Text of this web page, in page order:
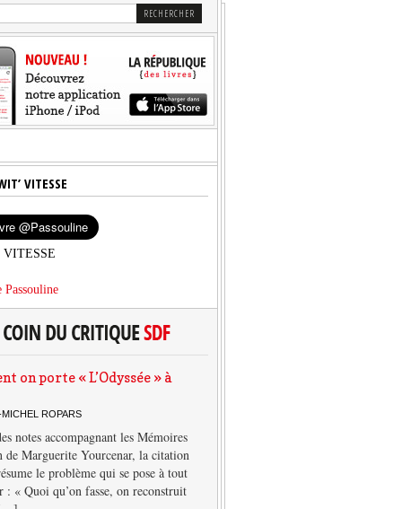
VITESSE
VITESSE
Passouline
on porte « L’Odyssée » à
ROPARS
notes accompagnant les Mémoires
de Marguerite Yourcenar, la citation
le problème qui se pose à tout
: « Quoi qu’on fasse, on reconstruit